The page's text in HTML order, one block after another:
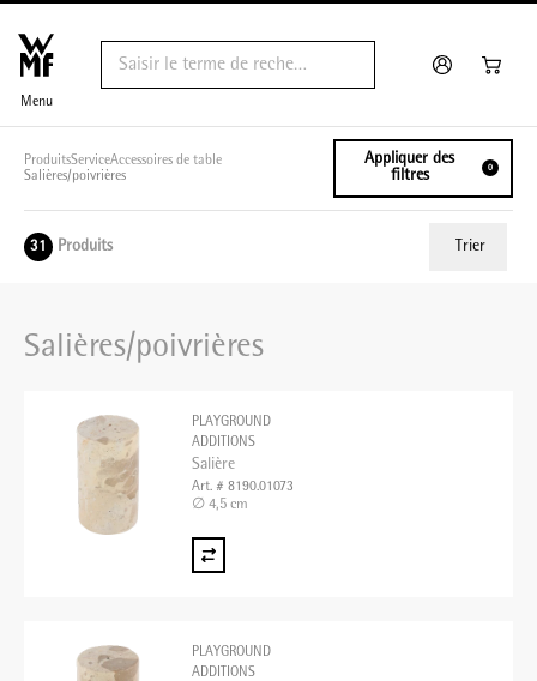
Menu
ProduitsServiceAccessoires de table
Salières/poivrières
Appliquer des
filtres
0
31 Produits Trier
Salières/poivrières
PLAYGROUND
ADDITIONS
Salière
Art. # 8190.01073
∅ 4,5 cm
PLAYGROUND
ADDITIONS